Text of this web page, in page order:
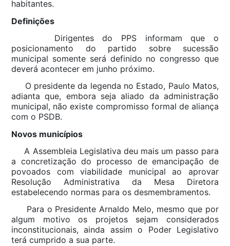
habitantes.
Definições
Dirigentes do PPS informam que o
posicionamento do partido sobre sucessão
municipal somente será definido no congresso que
deverá acontecer em junho próximo.
O presidente da legenda no Estado, Paulo Matos,
adianta que, embora seja aliado da administração
municipal, não existe compromisso formal de aliança
com o PSDB.
Novos municípios
A Assembleia Legislativa deu mais um passo para
a concretização do processo de emancipação de
povoados com viabilidade municipal ao aprovar
Resolução Administrativa da Mesa Diretora
estabelecendo normas para os desmembramentos.
Para o Presidente Arnaldo Melo, mesmo que por
algum motivo os projetos sejam considerados
inconstitucionais, ainda assim o Poder Legislativo
terá cumprido a sua parte.